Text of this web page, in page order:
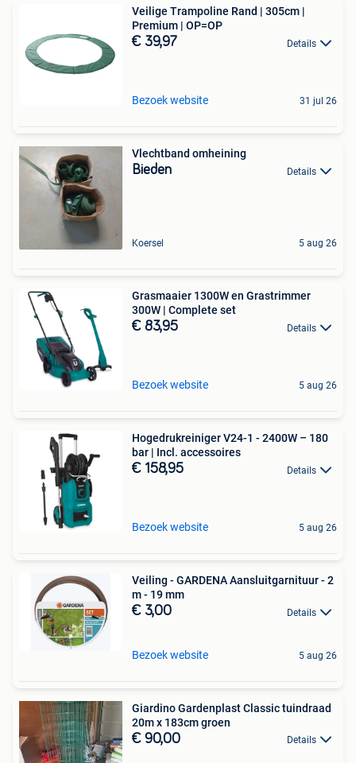
Veilige Trampoline Rand | 305cm |
Premium | OP=OP
€ 39,97 Details
Bezoek website 31 jul 26
Vlechtband omheining
Bieden Details
Koersel 5 aug 26
Grasmaaier 1300W en Grastrimmer
300W | Complete set
€ 83,95 Details
Bezoek website 5 aug 26
Hogedrukreiniger V24-1 - 2400W – 180
bar | Incl. accessoires
€ 158,95 Details
Bezoek website 5 aug 26
Veiling - GARDENA Aansluitgarnituur - 2
m - 19 mm
€ 3,00 Details
Bezoek website 5 aug 26
Giardino Gardenplast Classic tuindraad
20m x 183cm groen
€ 90,00 Details